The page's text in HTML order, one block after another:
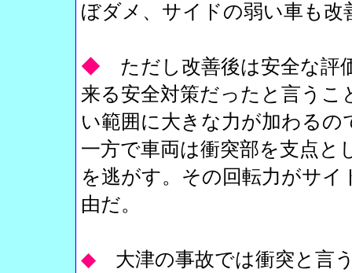
ぼダメ、サイドの弱い車も改
◆ ただし改善後は安全な評
来る安全対策だったと言うこ
い範囲に大きな力が加わる
一方で車両は衝突部を支点と
を逃がす。その回転力がサ
由だ。
◆ 大津の事故では衝突と言